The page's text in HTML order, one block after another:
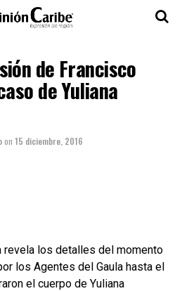
de Francisco
de Yuliana
on 15 diciembre, 2016
revela los detalles del momento
los Agentes del Gaula hasta el
el cuerpo de Yuliana